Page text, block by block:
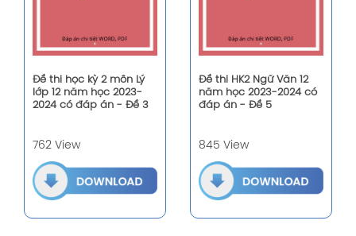
Đề thi học kỳ 2 môn Lý
lớp 12 năm học 2023-
2024 có đáp án - Đề 3
762 View
Đề thi HK2 Ngữ Văn 12
năm học 2023-2024 có
đáp án - Đề 5
845 View